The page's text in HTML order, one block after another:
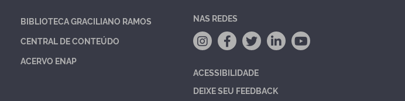
BIBLIOTECA GRACILIANO RAMOS
CENTRAL DE CONTEÚDO
ACERVO ENAP
NAS REDES
ACESSIBILIDADE
DEIXE SEU FEEDBACK